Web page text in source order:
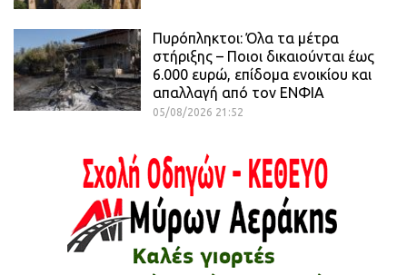
Πυρόπληκτοι: Όλα τα μέτρα
στήριξης – Ποιοι δικαιούνται έως
6.000 ευρώ, επίδομα ενοικίου και
απαλλαγή από τον ΕΝΦΙΑ
05/08/2026 21:52